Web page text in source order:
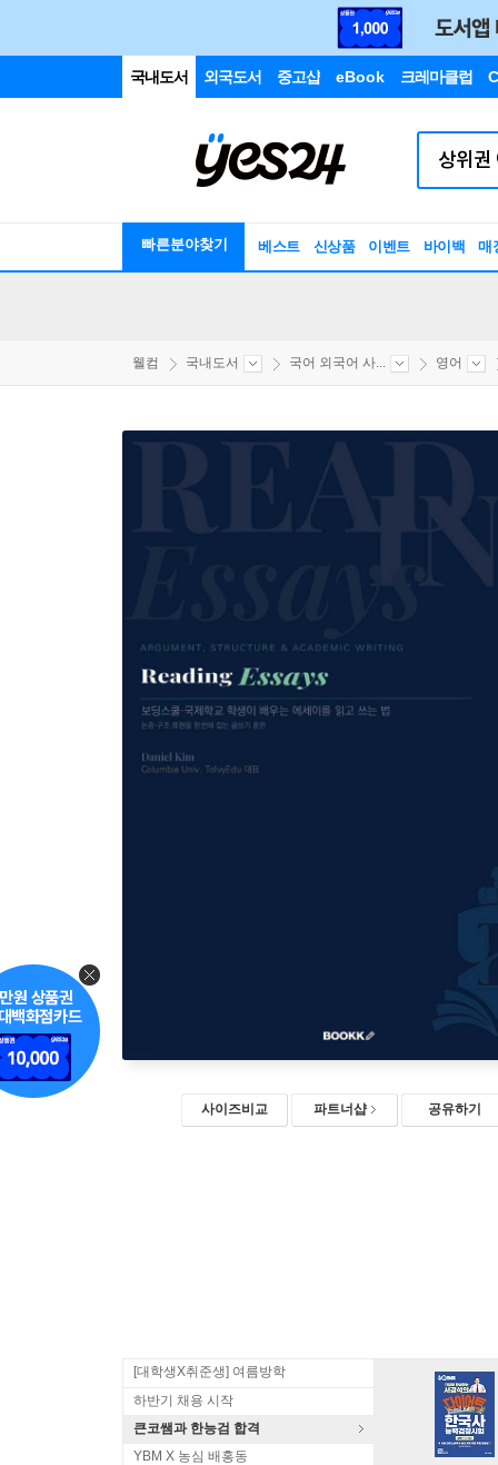
국내도서 외국도서 중고샵 eBook 크레마클럽
빠른분야찾기 베스트 신상품 이벤트 바이백 매
웰컴 국내도서 국어 외국어 사... 영어
사이즈비교 파트너샵 공유하기
[대학생X취준생] 여름방학
하반기 채용 시작
큰코쌤과 한능검 합격
YBM X 농심 배홍동